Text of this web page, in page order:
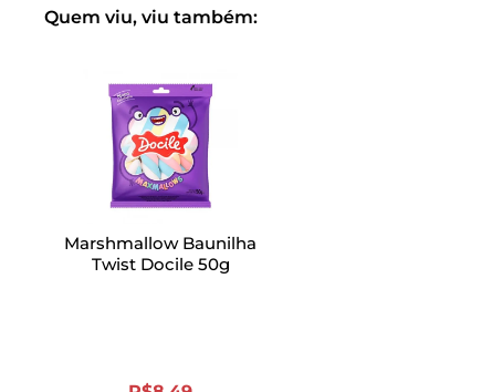
Quem viu, viu também:
Marshmallow Baunilha
Twist Docile 50g